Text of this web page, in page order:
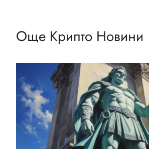
Още Крипто Новини